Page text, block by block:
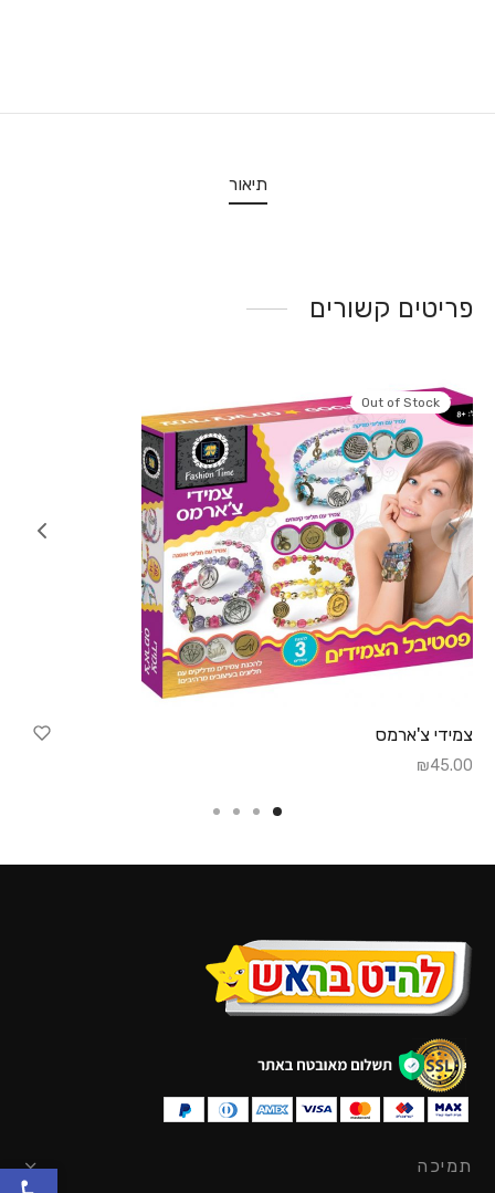
פתח סרגל נגישות
תיאור
פריטים קשורים
Out of Stock
צמידי צ'ארמס
₪45.00
תמיכה